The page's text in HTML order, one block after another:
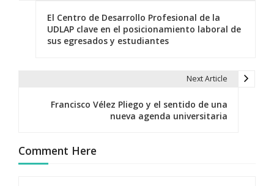
i
El Centro de Desarrollo Profesional de la
UDLAP clave en el posicionamiento laboral de
sus egresados y estudiantes
Next Article
Francisco Vélez Pliego y el sentido de una
nueva agenda universitaria
Comment Here